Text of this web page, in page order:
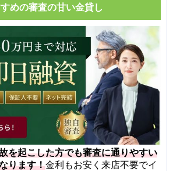
めの審査の甘い金貸し
を起こした方でも審査に通りやすい
ります！金利もお安く来店不要でイ